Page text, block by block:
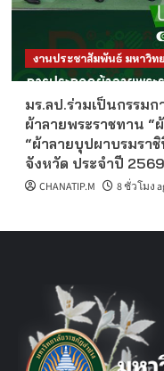
งานประชาสัมพันธ์ มหาวิท
มร.ลป.ร่วมเป็นกรรม
ผ้าลายพระราชทาน “
“ผ้าลายบุปผาบรมรา
จังหวัด ประจำปี 2569
CHANATIP.M 8 ชั่วโมง